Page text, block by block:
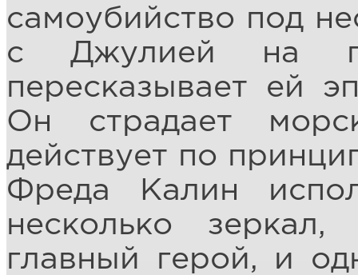
самоубийство под
с Джулией на
пересказывает ей
Он страдает
действует по
Фреда Калин
несколько
главный герой, и